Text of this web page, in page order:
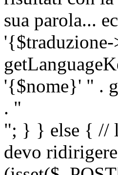
sua parola...
'{$nome}' " .
. "
"; } } else { //
devo